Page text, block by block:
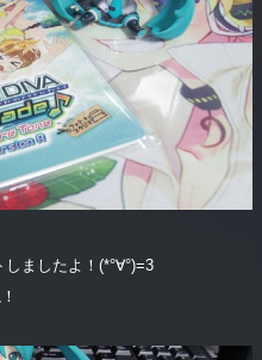
ましたよ！(*°∀°)=3